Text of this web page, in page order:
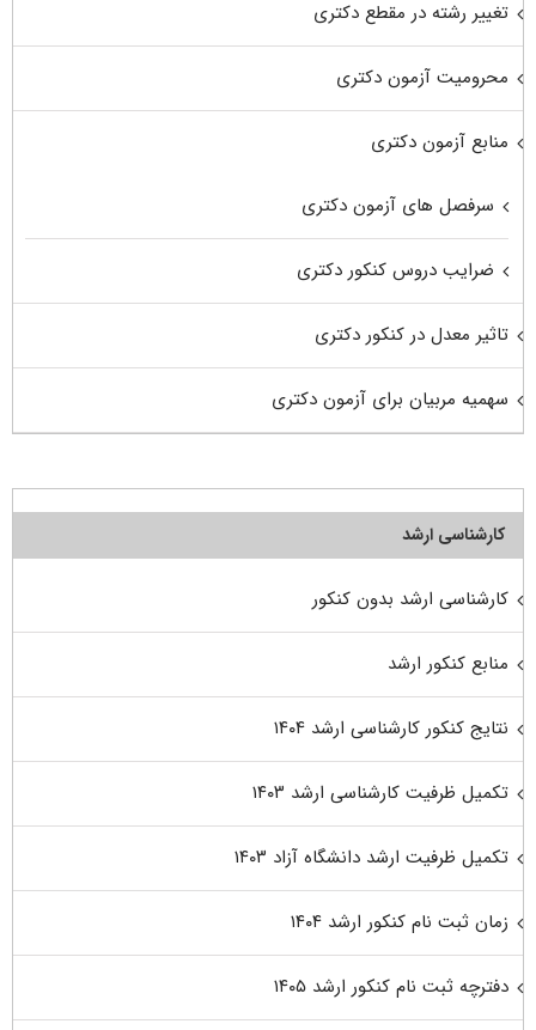
تغییر رشته در مقطع دکتری
محرومیت آزمون دکتری
منابع آزمون دکتری
سرفصل های آزمون دکتری
ضرایب دروس کنکور دکتری
تاثیر معدل در کنکور دکتری
سهمیه مربیان برای آزمون دکتری
کارشناسی ارشد
کارشناسی ارشد بدون کنکور
منابع کنکور ارشد
نتایج کنکور کارشناسی ارشد ۱۴۰۴
تکمیل ظرفیت کارشناسی ارشد ۱۴۰۳
تکمیل ظرفیت ارشد دانشگاه آزاد ۱۴۰۳
زمان ثبت نام کنکور ارشد ۱۴۰۴
دفترچه ثبت نام کنکور ارشد ۱۴۰۵